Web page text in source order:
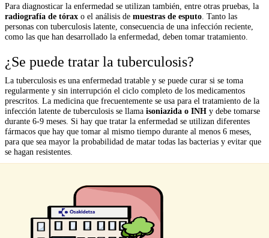
Para diagnosticar la enfermedad se utilizan también, entre otras pruebas, la
radiografía de tórax o el análisis de muestras de esputo . Tanto las
personas con tuberculosis latente, consecuencia de una infección reciente,
como las que han desarrollado la enfermedad, deben tomar tratamiento.
¿Se puede tratar la tuberculosis?
La tuberculosis es una enfermedad tratable y se puede curar si se toma
regularmente y sin interrupción el ciclo completo de los medicamentos
prescritos. La medicina que frecuentemente se usa para el tratamiento de la
infección latente de tuberculosis se llama isoniazida o INH y debe tomarse
durante 6-9 meses. Si hay que tratar la enfermedad se utilizan diferentes
fármacos que hay que tomar al mismo tiempo durante al menos 6 meses,
para que sea mayor la probabilidad de matar todas las bacterias y evitar que
se hagan resistentes.